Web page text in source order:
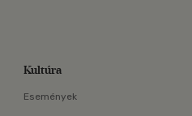
Kultúra
Események